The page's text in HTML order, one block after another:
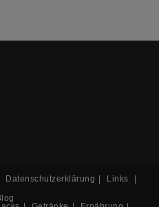
Datenschutzerklärung
Links